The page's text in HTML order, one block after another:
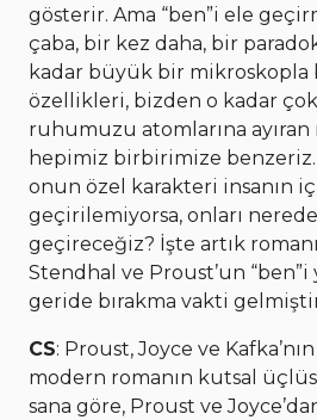
gösterir. Ama “ben”i ele
çaba, bir kez daha, bir
kadar büyük bir mikroskopla
özellikleri, bizden o kadar çok
ruhumuzu atomlarına
hepimiz birbirimize benzeriz.
onun özel karakteri insanın iç
geçirilemiyorsa, onları nerede
geçireceğiz? İşte artık
Stendhal ve Proust’un “ben”i
geride bırakma vakti
CS: Proust, Joyce ve
modern romanın kutsal
sana göre, Proust ve